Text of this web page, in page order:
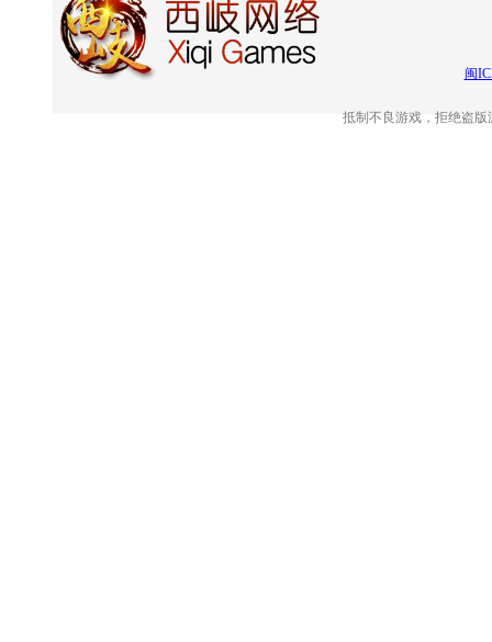
闽
抵制不良游戏，拒绝盗